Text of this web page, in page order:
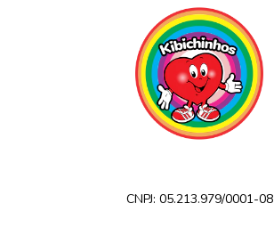
CNPJ: 05.213.979/0001-08